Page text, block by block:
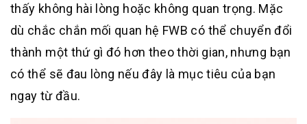
thấy không hài lòng hoặc không quan trọng. Mặc
dù chắc chắn mối quan hệ FWB có thể chuyển đổi
thành một thứ gì đó hơn theo thời gian, nhưng bạn
có thể sẽ đau lòng nếu đây là mục tiêu của bạn
ngay từ đầu.